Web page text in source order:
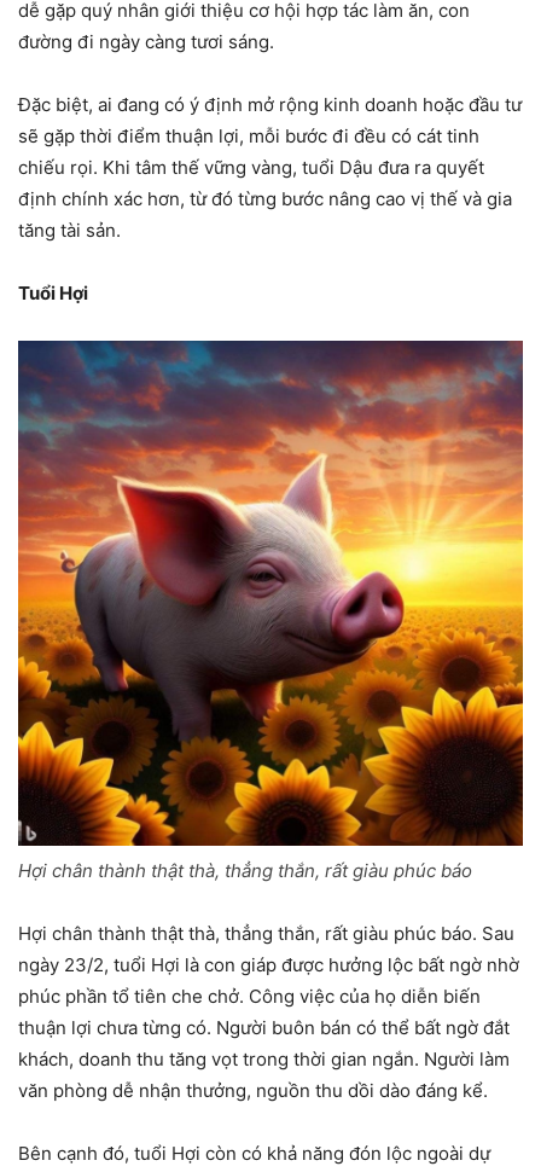
dễ gặp quý nhân giới thiệu cơ hội hợp tác làm ăn, con
đường đi ngày càng tươi sáng.
Đặc biệt, ai đang có ý định mở rộng kinh doanh hoặc đầu tư
sẽ gặp thời điểm thuận lợi, mỗi bước đi đều có cát tinh
chiếu rọi. Khi tâm thế vững vàng, tuổi Dậu đưa ra quyết
định chính xác hơn, từ đó từng bước nâng cao vị thế và gia
tăng tài sản.
Tuổi Hợi
Hợi chân thành thật thà, thẳng thắn, rất giàu phúc báo
Hợi chân thành thật thà, thẳng thắn, rất giàu phúc báo. Sau
ngày 23/2, tuổi Hợi là con giáp được hưởng lộc bất ngờ nhờ
phúc phần tổ tiên che chở. Công việc của họ diễn biến
thuận lợi chưa từng có. Người buôn bán có thể bất ngờ đắt
khách, doanh thu tăng vọt trong thời gian ngắn. Người làm
văn phòng dễ nhận thưởng, nguồn thu dồi dào đáng kể.
Bên cạnh đó, tuổi Hợi còn có khả năng đón lộc ngoài dự